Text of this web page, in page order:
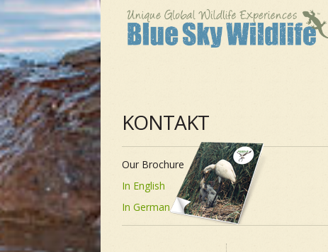
KONTAKT
Our Brochure
In English
In German